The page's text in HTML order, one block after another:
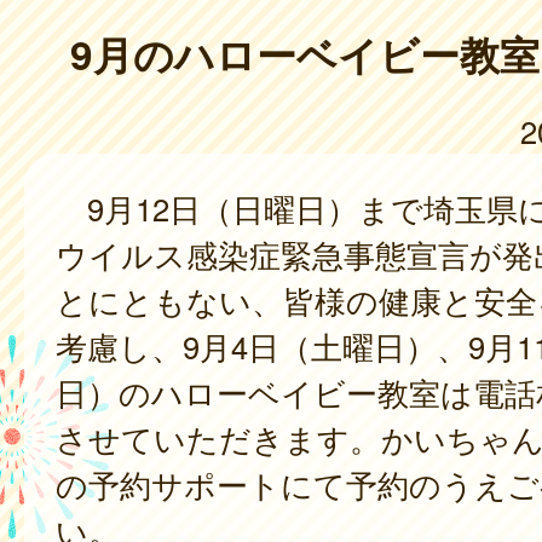
9月のハローベイビー教
9月12日（日曜日）まで埼玉県
ウイルス感染症緊急事態宣言が
とにともない、皆様の健康と安
考慮し、9月4日（土曜日）、9月
日）のハローベイビー教室は電
させていただきます。かいちゃ
の予約サポートにて予約のうえ
い。